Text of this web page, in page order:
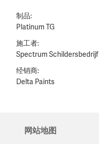
制品:
Platinum TG
施工者:
Spectrum Schildersbedrijf
经销商:
Delta Paints
网站地图